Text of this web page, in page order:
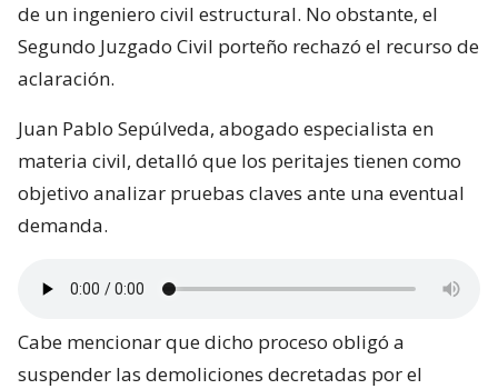
de un ingeniero civil estructural. No obstante, el
Segundo Juzgado Civil porteño rechazó el recurso de
aclaración.
Juan Pablo Sepúlveda, abogado especialista en
materia civil, detalló que los peritajes tienen como
objetivo analizar pruebas claves ante una eventual
demanda.
Cabe mencionar que dicho proceso obligó a
suspender las demoliciones decretadas por el